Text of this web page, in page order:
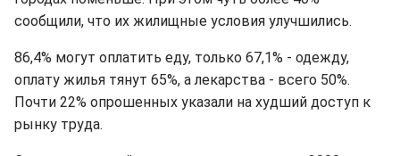
сообщили, что их жилищные условия улучшились.
86,4% могут оплатить еду, только 67,1% - одежду,
оплату жилья тянут 65%, а лекарства - всего 50%.
Почти 22% опрошенных указали на худший доступ к
рынку труда.